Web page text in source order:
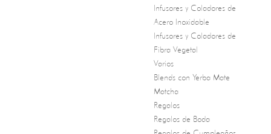
Infusores y Coladores de
Acero Inoxidable
Infusores y Coladores de
Fibra Vegetal
Varios
Blends con Yerba Mate
Matcha
Regalos
Regalos de Boda